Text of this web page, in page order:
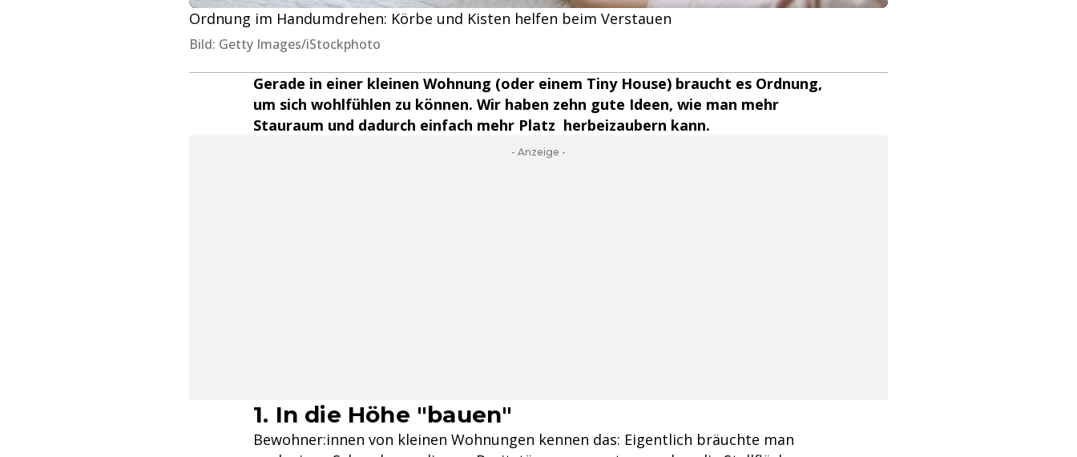
Ordnung im Handumdrehen: Körbe und Kisten helfen beim Verstauen
Bild: Getty Images/iStockphoto
Gerade in einer kleinen Wohnung (oder einem Tiny House) braucht es Ordnung,
um sich wohlfühlen zu können. Wir haben zehn gute Ideen, wie man mehr
Stauraum und dadurch einfach mehr Platz herbeizaubern kann.
- Anzeige -
1. In die Höhe "bauen"
Bewohner:innen von kleinen Wohnungen kennen das: Eigentlich bräuchte man